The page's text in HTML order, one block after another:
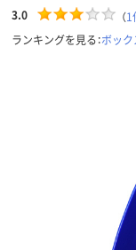
3.0 （1
ランキングを見る：ボック